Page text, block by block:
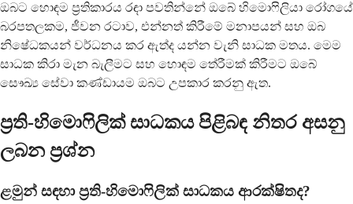
ඔබට හොඳම ප්‍රතිකාරය රඳා පවතින්නේ ඔබේ හිමොෆිලියා රෝගයේ
බරපතලකම, ජීවන රටාව, එන්නත් කිරීමේ මනාපයන් සහ ඔබ
නිෂේධකයන් වර්ධනය කර ඇත්ද යන්න වැනි සාධක මතය. මෙම
සාධක කිරා මැන බැලීමට සහ හොඳම තේරීමක් කිරීමට ඔබේ
සෞඛ්‍ය සේවා කණ්ඩායම ඔබට උපකාර කරනු ඇත.
ප්‍රති-හිමොෆිලික් සාධකය පිළිබඳ නිතර අසනු
ලබන ප්‍රශ්න
ළමුන් සඳහා ප්‍රති-හිමොෆිලික් සාධකය ආරක්ෂිතද?